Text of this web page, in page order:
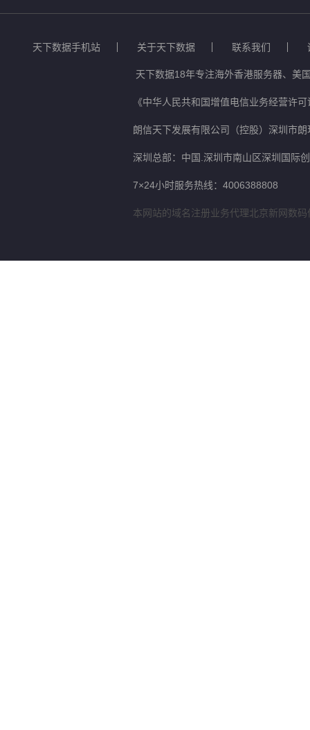
天下数据手机站 关于天下数据 联系我们
天下数据18年专注海外香港服务器、美
《中华人民共和国增值电信业务经营许
朗信天下发展有限公司（控股）深圳市
深圳总部：中国.深圳市南山区深圳国际
7×24小时服务热线：4006388808
本网站的域名注册业务代理北京新网数